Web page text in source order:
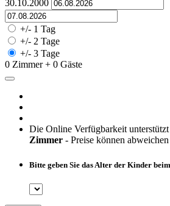
30.10.2000
+/- 1 Tag
+/- 2 Tage
+/- 3 Tage
0 Zimmer + 0 Gäste
Die Online Verfügbarkeit
Zimmer - Preise können abweichen
Bitte geben Sie das Alter der Kinder